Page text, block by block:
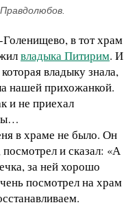
в тот храм
владыка Питирим. И
владыку знала,
нашей прихожанкой.
и не приехал
в храме не было. Он
и сказал: «А
за ней хорошо
посмотрел на храм